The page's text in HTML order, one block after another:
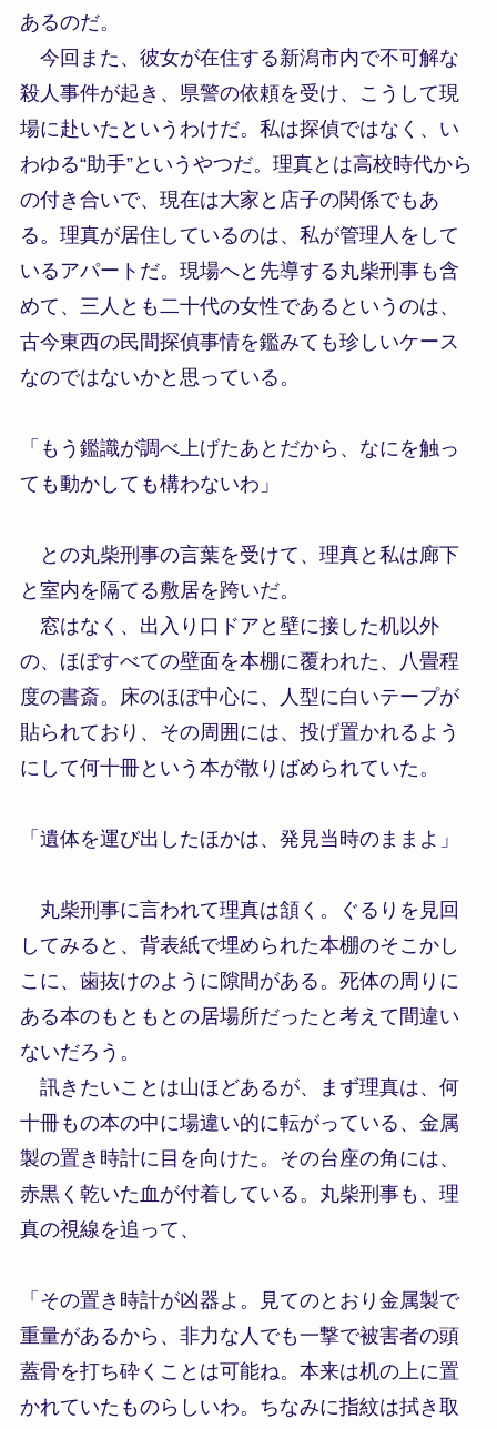
あるのだ。
今回また、彼女が在住する新潟市内で不可解な
殺人事件が起き、県警の依頼を受け、こうして現
場に赴いたというわけだ。私は探偵ではなく、い
わゆる“助手”というやつだ。理真とは高校時代から
の付き合いで、現在は大家と店子の関係でもあ
る。理真が居住しているのは、私が管理人をして
いるアパートだ。現場へと先導する丸柴刑事も含
めて、三人とも二十代の女性であるというのは、
古今東西の民間探偵事情を鑑みても珍しいケース
なのではないかと思っている。
「もう鑑識が調べ上げたあとだから、なにを触っ
ても動かしても構わないわ」
との丸柴刑事の言葉を受けて、理真と私は廊下
と室内を隔てる敷居を跨いだ。
窓はなく、出入り口ドアと壁に接した机以外
の、ほぼすべての壁面を本棚に覆われた、八畳程
度の書斎。床のほぼ中心に、人型に白いテープが
貼られており、その周囲には、投げ置かれるよう
にして何十冊という本が散りばめられていた。
「遺体を運び出したほかは、発見当時のままよ」
丸柴刑事に言われて理真は頷く。ぐるりを見回
してみると、背表紙で埋められた本棚のそこかし
こに、歯抜けのように隙間がある。死体の周りに
ある本のもともとの居場所だったと考えて間違い
ないだろう。
訊きたいことは山ほどあるが、まず理真は、何
十冊もの本の中に場違い的に転がっている、金属
製の置き時計に目を向けた。その台座の角には、
赤黒く乾いた血が付着している。丸柴刑事も、理
真の視線を追って、
「その置き時計が凶器よ。見てのとおり金属製で
重量があるから、非力な人でも一撃で被害者の頭
蓋骨を打ち砕くことは可能ね。本来は机の上に置
かれていたものらしいわ。ちなみに指紋は拭き取